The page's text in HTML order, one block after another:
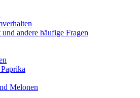
andere häufige Fragen
Melonen